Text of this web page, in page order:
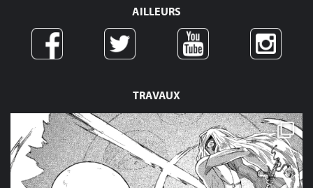
TRAVAUX
AILLEURS